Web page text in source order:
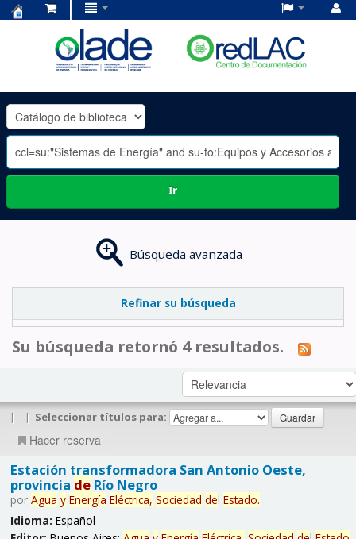
OLADE
-
Ir
Búsqueda avanzada
Refinar su búsqueda
Su búsqueda retornó 4 resultados.
| | Seleccionar títulos para:
Hacer reserva
Estación transformadora San Antonio Oeste,
provincia deRío Negro
por Agua y Energía Eléctrica, Sociedad del Estado.
Idioma: Español